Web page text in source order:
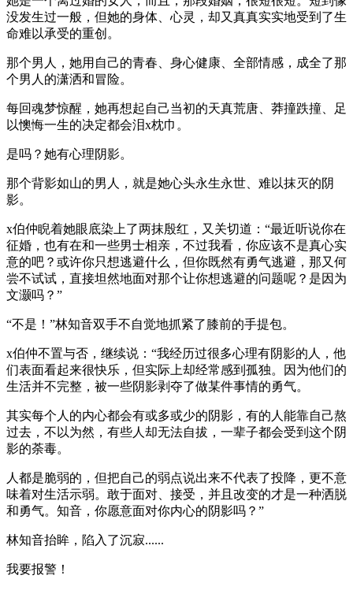
没发生过一般，但她的身体、心灵，却又真真实实地受到了生
命难以承受的重创。
那个男人，她用自己的青春、身心健康、全部情感，成全了那
个男人的潇洒和冒险。
每回魂梦惊醒，她再想起自己当初的天真荒唐、莽撞跌撞、足
以懊悔一生的决定都会泪x枕巾。
是吗？她有心理阴影。
那个背影如山的男人，就是她心头永生永世、难以抹灭的阴
影。
x伯仲睨着她眼底染上了两抹殷红，又关切道：“最近听说你在
征婚，也有在和一些男士相亲，不过我看，你应该不是真心实
意的吧？或许你只想逃避什么，但你既然有勇气逃避，那又何
尝不试试，直接坦然地面对那个让你想逃避的问题呢？是因为
文灏吗？”
“不是！”林知音双手不自觉地抓紧了膝前的手提包。
x伯仲不置与否，继续说：“我经历过很多心理有阴影的人，他
们表面看起来很快乐，但实际上却经常感到孤独。因为他们的
生活并不完整，被一些阴影剥夺了做某件事情的勇气。
其实每个人的内心都会有或多或少的阴影，有的人能靠自己熬
过去，不以为然，有些人却无法自拔，一辈子都会受到这个阴
影的荼毒。
人都是脆弱的，但把自己的弱点说出来不代表了投降，更不意
味着对生活示弱。敢于面对、接受，并且改变的才是一种洒脱
和勇气。知音，你愿意面对你内心的阴影吗？”
林知音抬眸，陷入了沉寂......
我要报警！